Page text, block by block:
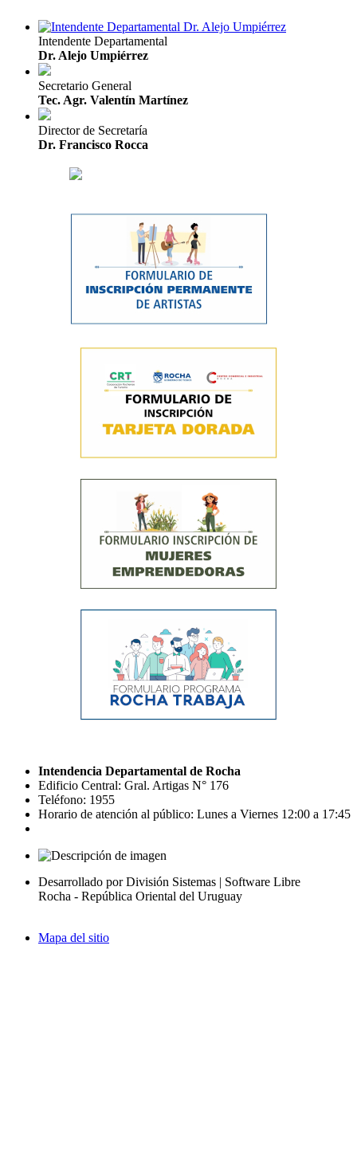
Intendente Departamental
Dr. Alejo Umpiérrez
Secretario General
Tec. Agr. Valentín Martínez
Director de Secretaría
Dr. Francisco Rocca
Intendencia Departamental de Rocha
Edificio Central: Gral. Artigas N° 176
Teléfono: 1955
Horario de atención al público: Lunes a Viernes 12:00 a 17:45
Desarrollado por División Sistemas | Software Libre
Rocha - República Oriental del Uruguay
Mapa del sitio